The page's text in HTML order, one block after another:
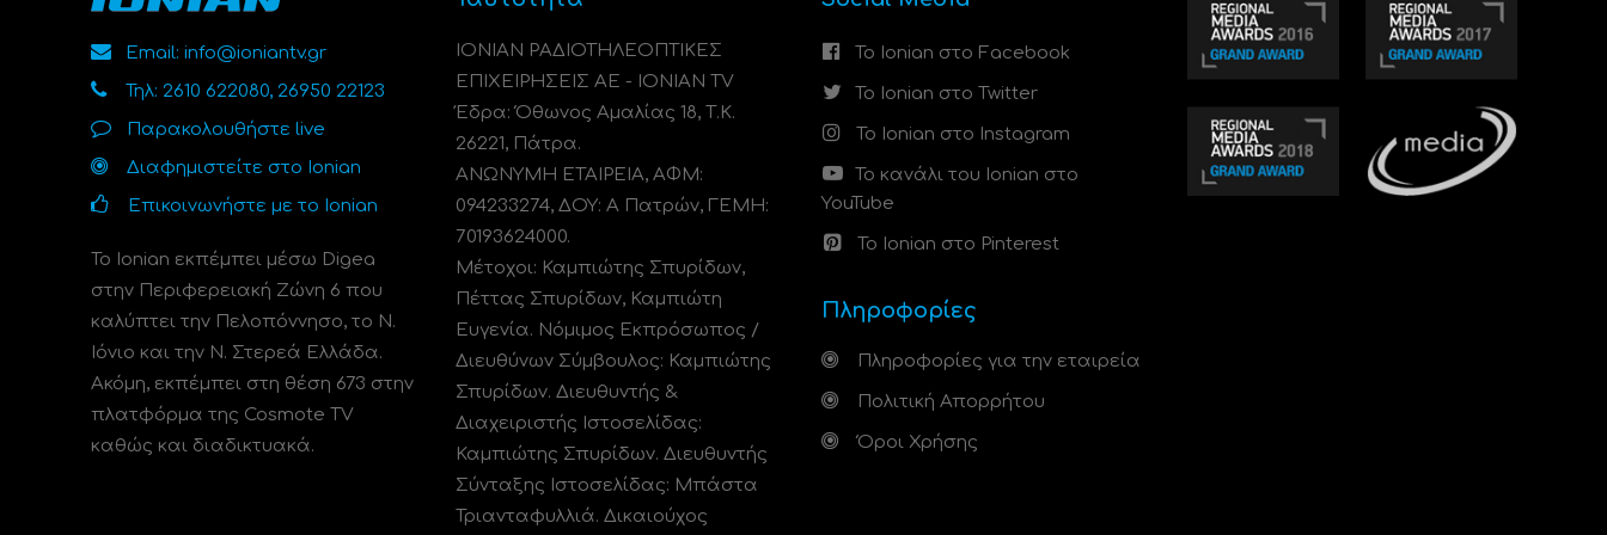
Email: info@ioniantv.gr
Τηλ: 2610 622080, 26950 22123
Παρακολουθήστε live
Διαφημιστείτε στο Ionian
Επικοινωνήστε με το Ionian
Το Ionian εκπέμπει μέσω Digea
στην Περιφερειακή Ζώνη 6 που
καλύπτει την Πελοπόννησο, το N.
Ιόνιο και την Ν. Στερεά Ελλάδα.
Ακόμη, εκπέμπει στη θέση 673 στην
πλατφόρμα της Cosmote TV
καθώς και διαδικτυακά.
ΙΟΝΙΑΝ ΡΑΔΙΟΤΗΛΕΟΠΤΙΚΕΣ
ΕΠΙΧΕΙΡΗΣΕΙΣ ΑΕ - IONIAN TV
Έδρα: Όθωνος Αμαλίας 18, Τ.Κ.
26221, Πάτρα.
ΑΝΩΝΥΜΗ ΕΤΑΙΡΕΙΑ, ΑΦΜ:
094233274, ΔΟΥ: A Πατρών, ΓΕΜΗ:
70193624000.
Μέτοχοι: Καμπιώτης Σπυρίδων,
Πέττας Σπυρίδων, Καμπιώτη
Ευγενία. Νόμιμος Εκπρόσωπος /
Διευθύνων Σύμβουλος: Καμπιώτης
Σπυρίδων. Διευθυντής &
Διαχειριστής Ιστοσελίδας:
Καμπιώτης Σπυρίδων. Διευθυντής
Σύνταξης Ιστοσελίδας: Μπάστα
Τριανταφυλλιά. Δικαιούχος
Το Ionian στο Facebook
Το Ionian στο Twitter
Το Ionian στο Instagram
Το κανάλι του Ionian στο
YouTube
Το Ionian στο Pinterest
Πληροφορίες
Πληροφορίες για την εταιρεία
Πολιτική Απορρήτου
Όροι Χρήσης